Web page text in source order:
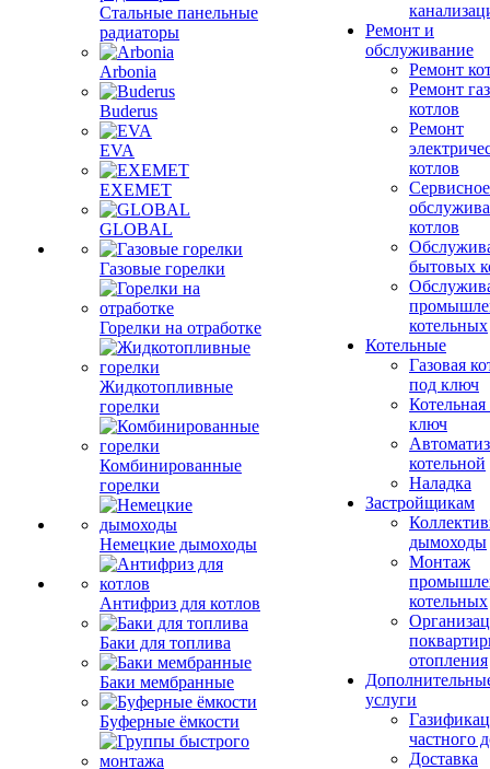
Стальные панельные
радиаторы
Arbonia
Buderus
EVA
EXEMET
GLOBAL
Газовые горелки
Горелки на отработке
Жидкотопливные
горелки
Комбинированные
горелки
Немецкие дымоходы
Антифриз для котлов
Баки для топлива
Баки мембранные
Буферные ёмкости
Ремонт и
обслуживание
Ремонт
Ремонт
котлов
Ремонт
котлов
Сервисное
котлов
бытовых
котельных
Котельные
Газовая
под ключ
ключ
котельной
Наладка
Застройщикам
дымоходы
Монтаж
котельных
отопления
услуги
частного
Доставка